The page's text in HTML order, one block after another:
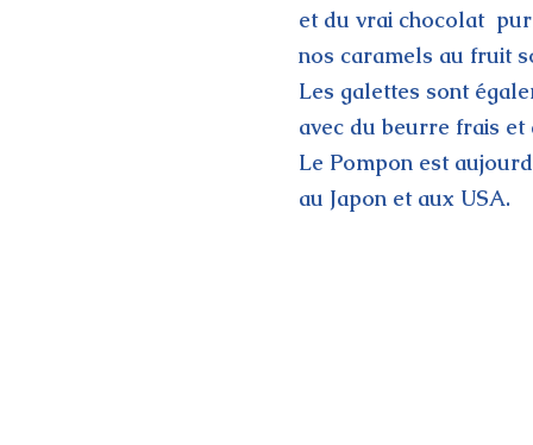
et du vrai chocolat
nos caramels au fruit
Les galettes sont
avec du beurre frais
Le Pompon est
au Japon et aux USA.